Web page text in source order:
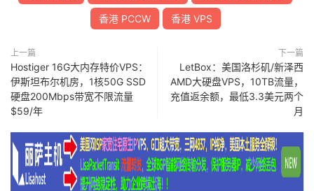
香港 PCCW 香港 VPS
上一篇
Hostiger 16G大内存特价VPS：
伊斯坦布尔机房，1核50G SSD
硬盘200Mbps带宽不限流量
$59/年
下一篇
LetBox：美国洛杉矶/新泽西
AMD大硬盘VPS，10TB流量，
充值返余额，最低3.3美元两个
月